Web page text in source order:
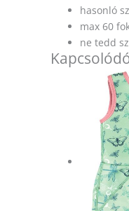
hasonló
max 60
ne tedd